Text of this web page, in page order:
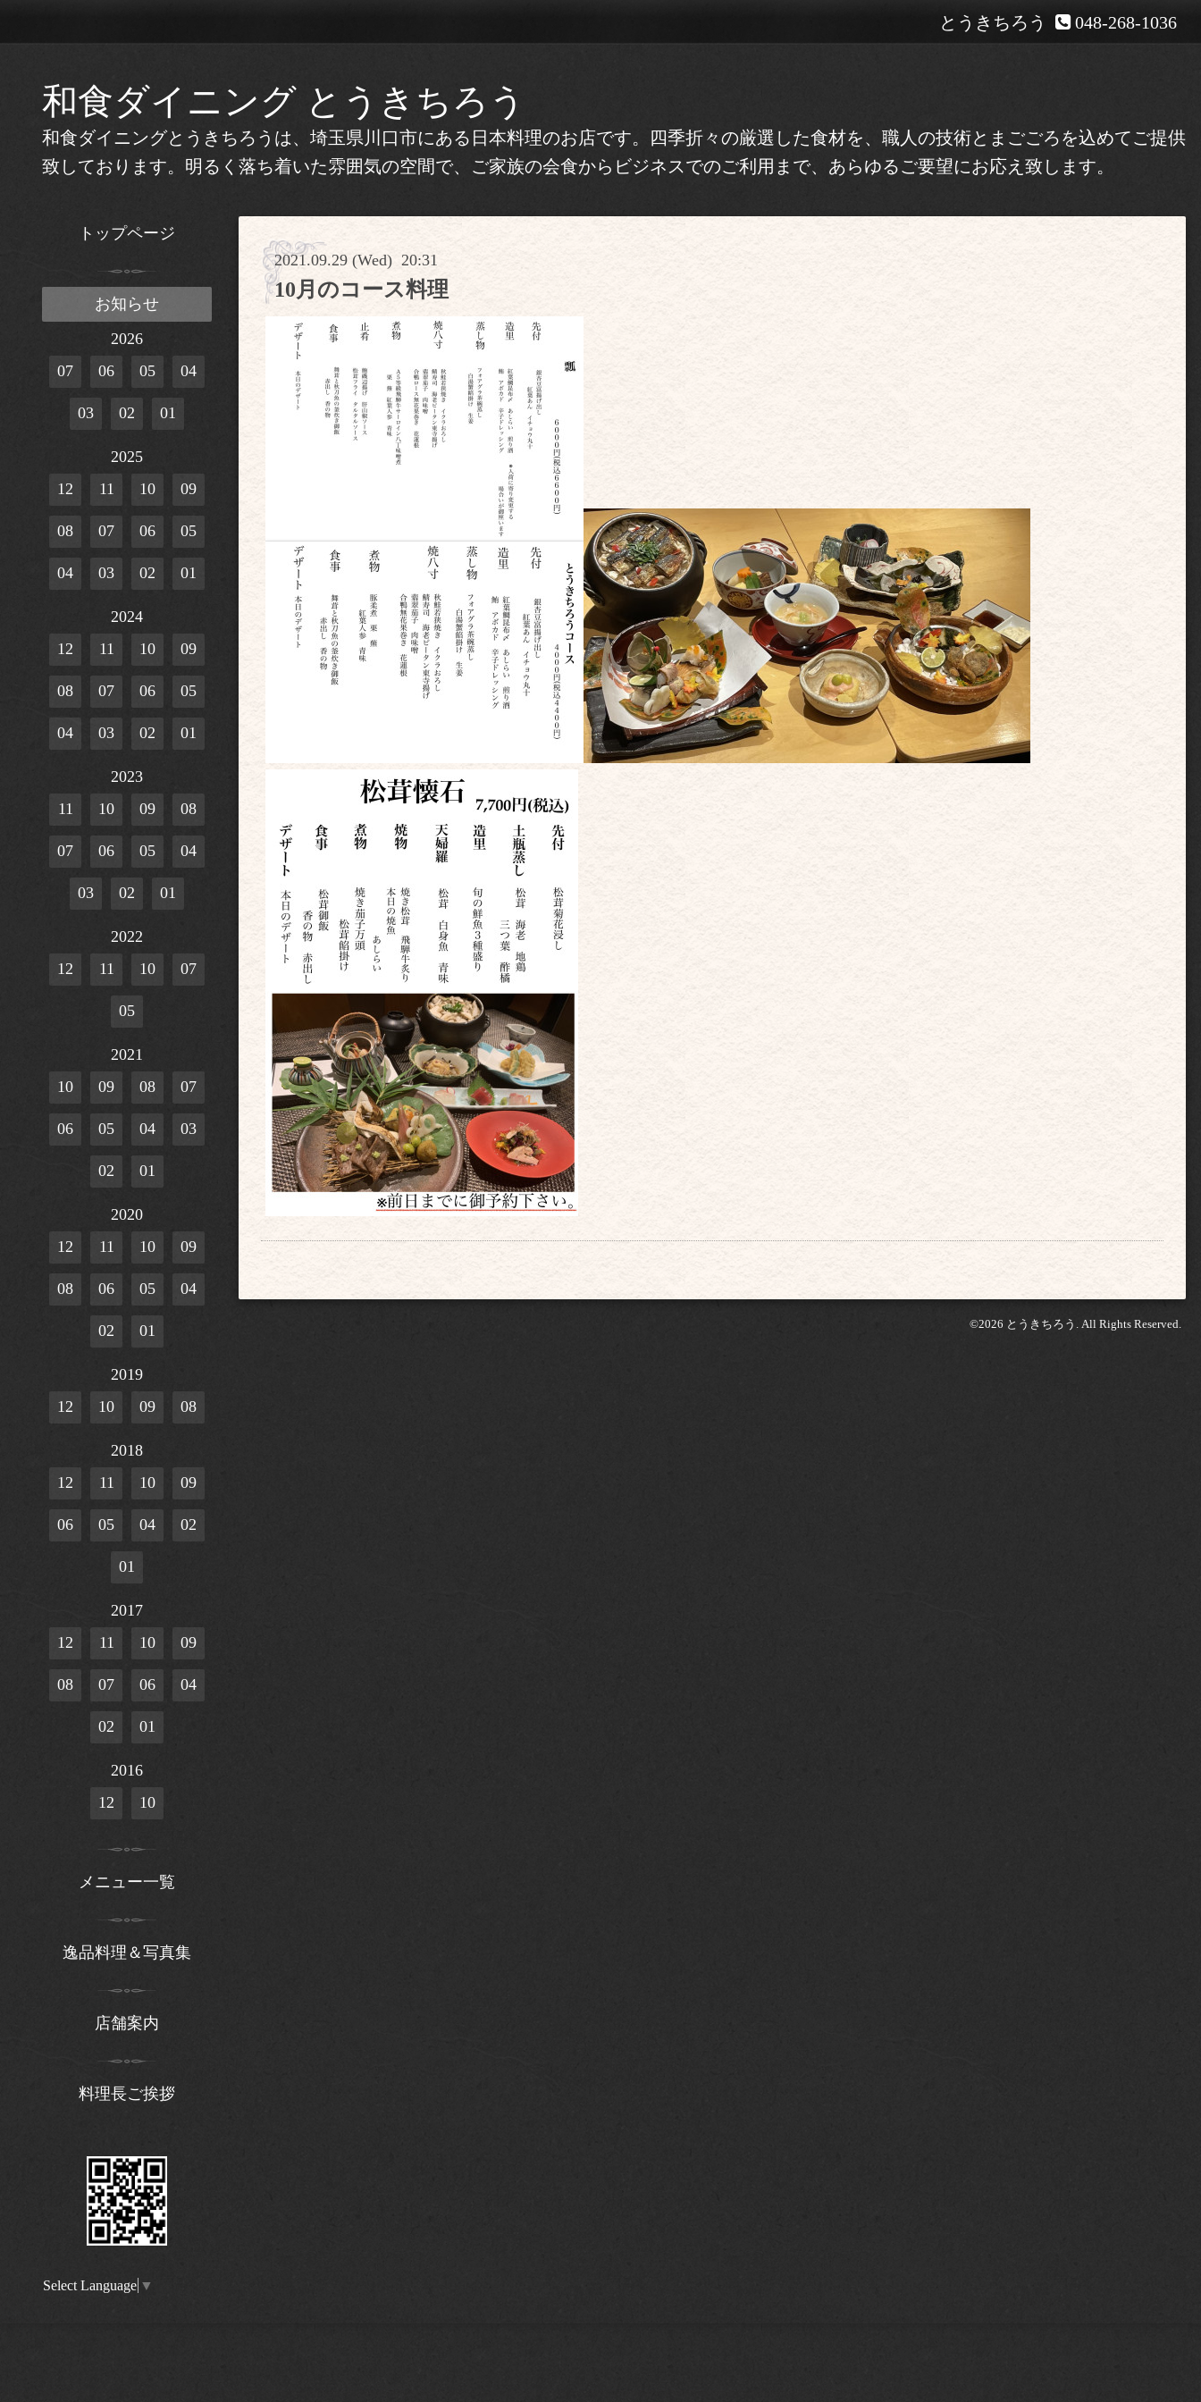
048-268-1036
とうきちろう
和食ダイニング とうきちろう
和食ダイニングとうきちろうは、埼玉県川口市にある日本料理のお店です。四季折々の厳選した食材を、職人の技術とまごごろを込めてご提供
致しております。明るく落ち着いた雰囲気の空間で、ご家族の会食からビジネスでのご利用まで、あらゆるご要望にお応え致します。
2021.09.29 (Wed) 20:31
10月のコース料理
©2026 とうきちろう . All Rights Reserved.
トップページ
お知らせ
2026
07
06 05 04
03 02 01
2025
12
11 10 09
08 07 06 05
04 03 02 01
2024
12
11 10 09
08 07 06 05
04 03 02 01
2023
11
10 09 08
07 06 05 04
03 02 01
2022
12
11 10 07
05
2021
10
09 08 07
06 05 04 03
02 01
2020
12
11 10 09
08 06 05 04
02 01
2019
12
10 09 08
2018
12
11 10 09
06 05 04 02
01
2017
12
11 10 09
08 07 06 04
02 01
2016
12
10
メニュー一覧
逸品料理＆写真集
店舗案内
料理長ご挨拶
Select Language ▼